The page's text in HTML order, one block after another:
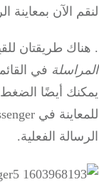
لنقم الآن بمعاينة
. هناك طريقتان
المراسلة في
يمكنك أيضًا
للمعاينة في Messenger.
الرسالة الفعلية.